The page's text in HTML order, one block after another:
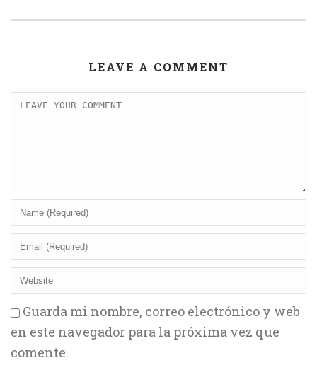
LEAVE A COMMENT
Guarda mi nombre, correo electrónico y web
en este navegador para la próxima vez que
comente.